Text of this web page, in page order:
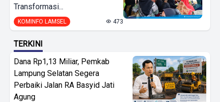
Transformasi...
KOMINFO LAMSEL 473
TERKINI
Dana Rp1,13 Miliar, Pemkab
Lampung Selatan Segera
Perbaiki Jalan RA Basyid Jati
Agung